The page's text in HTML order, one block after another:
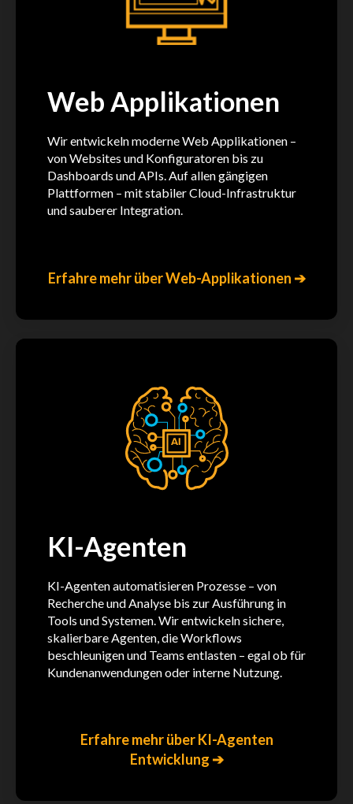
Web Applikationen
Wir entwickeln moderne Web Applikationen –
von Websites und Konfiguratoren bis zu
Dashboards und APIs. Auf allen gängigen
Plattformen – mit stabiler Cloud-Infrastruktur
und sauberer Integration.
Erfahre mehr über Web-Applikationen ➔
KI-Agenten
KI-Agenten automatisieren Prozesse – von
Recherche und Analyse bis zur Ausführung in
Tools und Systemen. Wir entwickeln sichere,
skalierbare Agenten, die Workflows
beschleunigen und Teams entlasten – egal ob für
Kundenanwendungen oder interne Nutzung.
Erfahre mehr über KI-Agenten
Entwicklung ➔